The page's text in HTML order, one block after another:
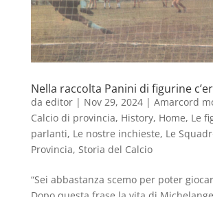
Nella raccolta Panini di figurine
da editor| Nov 29, 2024| Amarcord
Calcio di provincia, History, Home, Le
parlanti, Le nostre inchieste, Le
Provincia, Storia del Calcio
“Sei abbastanza scemo per poter